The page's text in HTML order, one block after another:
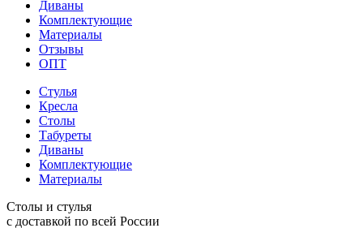
Диваны
Комплектующие
Материалы
Отзывы
ОПТ
Стулья
Кресла
Столы
Табуреты
Диваны
Комплектующие
Материалы
Столы и стулья
с доставкой по всей России